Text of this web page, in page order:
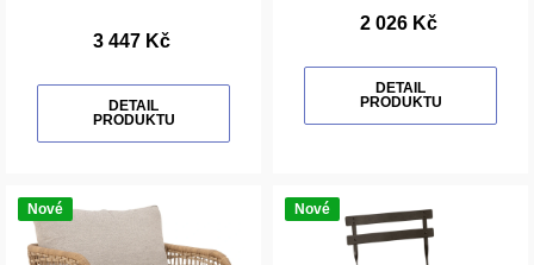
3 447 Kč
DETAIL
PRODUKTU
2 026 Kč
DETAIL
PRODUKTU
Nové Nové